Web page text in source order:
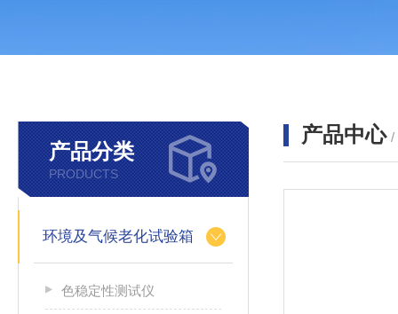
产品分类
PRODUCTS
环境及气候老化试验箱
色稳定性测试仪
产品中心 /